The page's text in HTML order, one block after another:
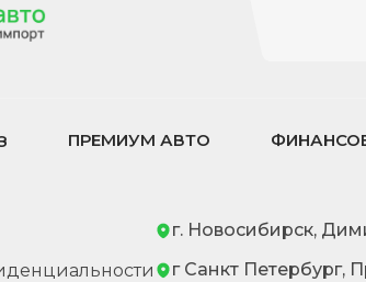
ПРЕМИУМ АВТО
г. Новосибирск,
г Санкт Петербург,